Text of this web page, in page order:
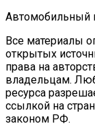
Автомобильный
Все материалы
открытых
права на
владельцам.
ресурса
ссылкой на
законом РФ.